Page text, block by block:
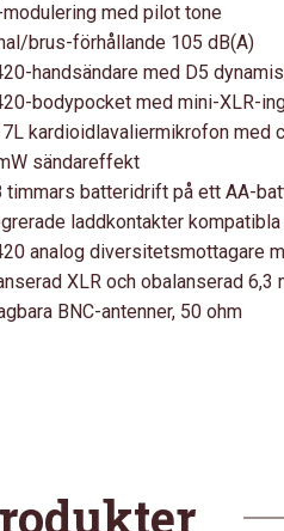
modulering med pilot tone
brus-förhållande 105 dB(A)
handsändare med D5
bodypocket med mini-XLR-
kardioidlavaliermikrofon med
sändareffekt
timmars batteridrift på ett AA-
laddkontakter
analog diversitetsmottagare
XLR och obalanserad 6,3
BNC-antenner, 50 ohm